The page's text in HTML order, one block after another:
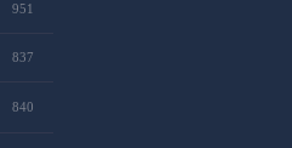
951
837
840